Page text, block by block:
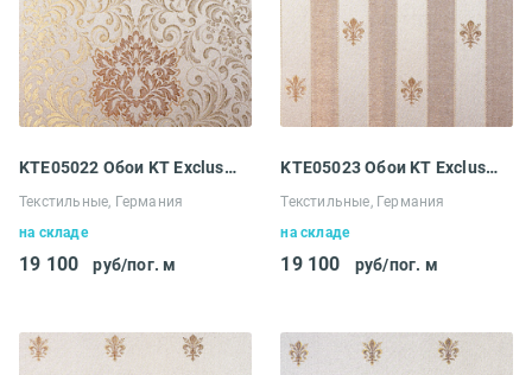
KTE05022 Обои KT Exclusive Ludowig
Текстильные, Германия
на складе
19 100 руб/пог. м
KTE05023 Обои KT Exclusive Ludowig
Текстильные, Германия
на складе
19 100 руб/пог. м